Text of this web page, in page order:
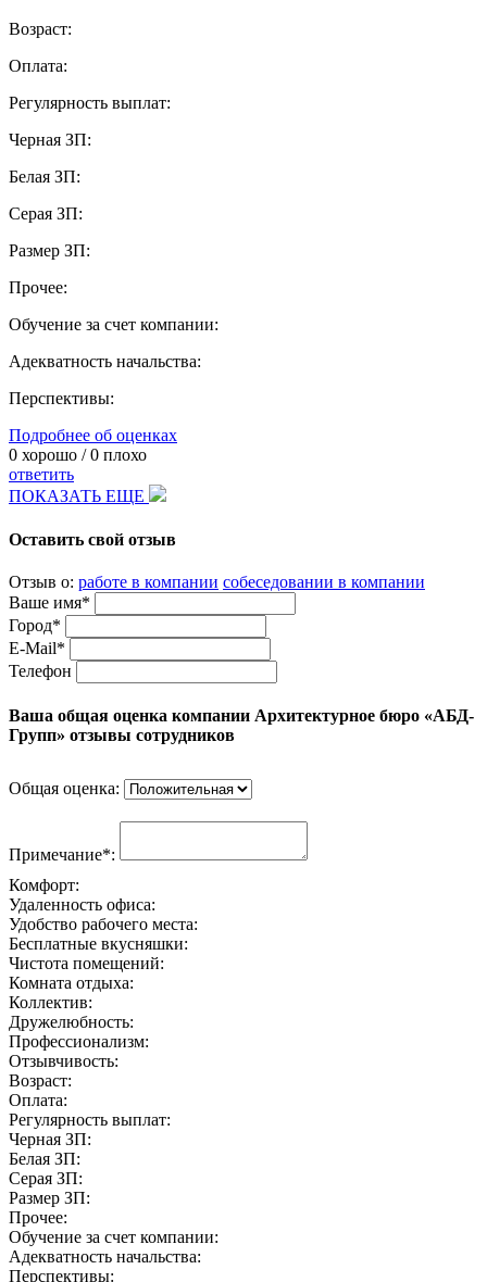
Возраст:
Оплата:
Регулярность выплат:
Черная ЗП:
Белая ЗП:
Серая ЗП:
Размер ЗП:
Прочее:
Обучение за счет компании:
Адекватность начальства:
Перспективы:
Подробнее об оценках
0 хорошо /0 плохо
ответить
ПОКАЗАТЬ ЕЩЕ
Оставить свой отзыв
Отзыв о: работе в компании собеседовании в компании
Ваше имя*
Город*
E-Mail*
Телефон
Ваша общая оценка компании Архитектурное бюро «АБД-
Групп» отзывы сотрудников
Общая оценка:
Примечание*:
Комфорт:
Удаленность офиса:
Удобство рабочего места:
Бесплатные вкусняшки:
Чистота помещений:
Комната отдыха:
Коллектив:
Дружелюбность:
Профессионализм:
Отзывчивость:
Возраст:
Оплата:
Регулярность выплат:
Черная ЗП:
Белая ЗП:
Серая ЗП:
Размер ЗП:
Прочее:
Обучение за счет компании:
Адекватность начальства:
Перспективы: